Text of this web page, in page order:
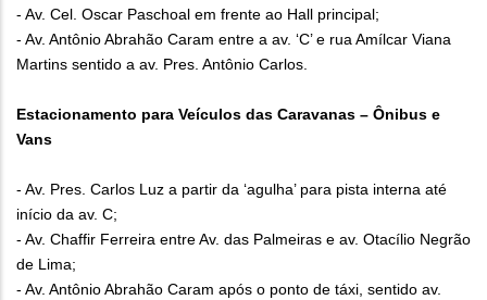
- Av. Cel. Oscar Paschoal em frente ao Hall principal;
- Av. Antônio Abrahão Caram entre a av. ‘C’ e rua Amílcar Viana
Martins sentido a av. Pres. Antônio Carlos.
Estacionamento para Veículos das Caravanas – Ônibus e
Vans
- Av. Pres. Carlos Luz a partir da ‘agulha’ para pista interna até
início da av. C;
- Av. Chaffir Ferreira entre Av. das Palmeiras e av. Otacílio Negrão
de Lima;
- Av. Antônio Abrahão Caram após o ponto de táxi, sentido av.